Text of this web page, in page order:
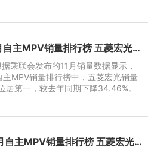
2321辆，再夺周度MPV销量冠军，
2023年11月自主MPV销量排行榜 五菱宏光同期下降34.46%
乘联会发布的11月销量数据显示，
主MPV销量排行榜中，五菱宏光销量
居第一，较去年同期下降34.46%。
辆的销量位居第二，较去年同期上涨
2023年10月自主MPV销量排行榜 五菱宏光位居第一